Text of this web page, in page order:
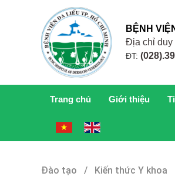
BỆNH
Địa chỉ duy
ĐT:
Trang chủ Giới thiệu
Đào tạo / Kiến thức Y khoa